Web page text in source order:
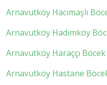
Arnavutköy Hacımaşlı
Arnavutköy Hadımköy
Arnavutköy Haraççı
Arnavutköy Hastane